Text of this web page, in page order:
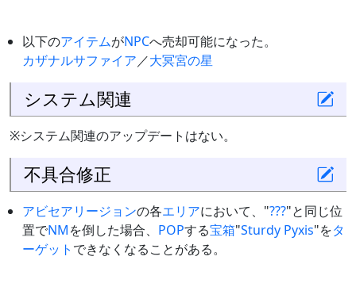
以下のアイテムがNPCへ売却可能になった。
カザナルサファイア／大冥宮の星
システム関連
※システム関連のアップデートはない。
不具合修正
アビセアリージョンの各エリアにおいて、"???"と同じ位
置でNMを倒した場合、 POPする宝箱"Sturdy Pyxis"をタ
ーゲット できなくなることがある。